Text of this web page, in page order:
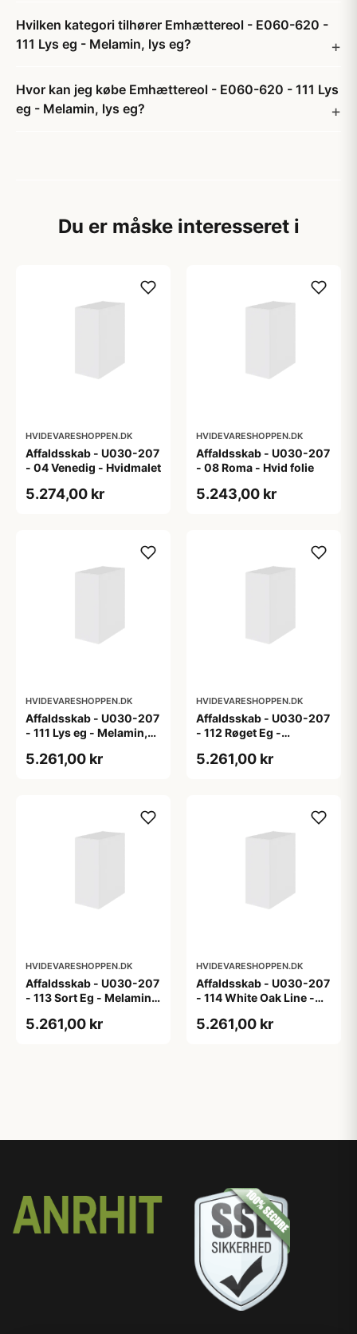
Hvilken kategori tilhører Emhættereol - E060-620 -
111 Lys eg - Melamin, lys eg?
Hvor kan jeg købe Emhættereol - E060-620 - 111 Lys
eg - Melamin, lys eg?
Du er måske interesseret i
HVIDEVARESHOPPEN.DK
Affaldsskab - U030-207
- 04 Venedig - Hvidmalet
5.274,00 kr
HVIDEVARESHOPPEN.DK
Affaldsskab - U030-207
- 08 Roma - Hvid folie
5.243,00 kr
HVIDEVARESHOPPEN.DK
Affaldsskab - U030-207
- 111 Lys eg - Melamin,
5.261,00 kr
HVIDEVARESHOPPEN.DK
Affaldsskab - U030-207
- 112 Røget Eg -
5.261,00 kr
HVIDEVARESHOPPEN.DK
Affaldsskab - U030-207
- 113 Sort Eg - Melamin,
5.261,00 kr
HVIDEVARESHOPPEN.DK
Affaldsskab - U030-207
- 114 White Oak Line -
5.261,00 kr